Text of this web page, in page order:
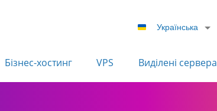
Українська
Бізнес-хостинг VPS Виділені сервера